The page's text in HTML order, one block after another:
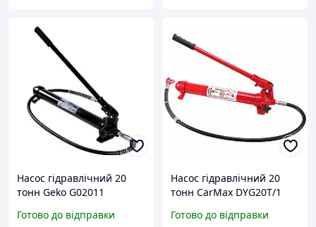
Насос гідравлічний 20
тонн Geko G02011
Готово до відправки
Насос гідравлічний 20
тонн CarMax DYG20T/1
Готово до відправки